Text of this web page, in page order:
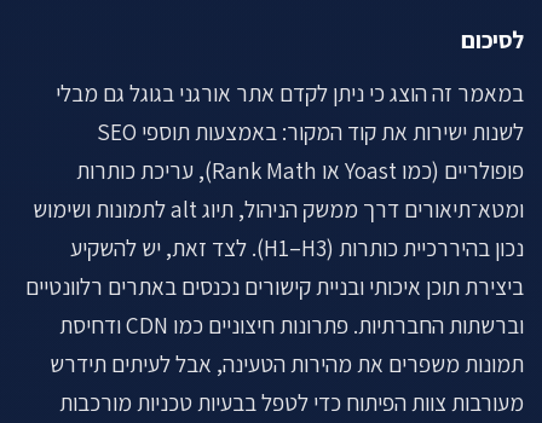
לסיכום
במאמר זה הוצג כי ניתן לקדם אתר אורגני בגוגל גם מבלי
לשנות ישירות את קוד המקור: באמצעות תוספי SEO
פופולריים (כמו Yoast או Rank Math), עריכת כותרות
ומטא־תיאורים דרך ממשק הניהול, תיוג alt לתמונות ושימוש
נכון בהיררכיית כותרות (H1–H3). לצד זאת, יש להשקיע
ביצירת תוכן איכותי ובניית קישורים נכנסים באתרים רלוונטיים
וברשתות החברתיות. פתרונות חיצוניים כמו CDN ודחיסת
תמונות משפרים את מהירות הטעינה, אבל לעיתים תידרש
מעורבות צוות הפיתוח כדי לטפל בבעיות טכניות מורכבות